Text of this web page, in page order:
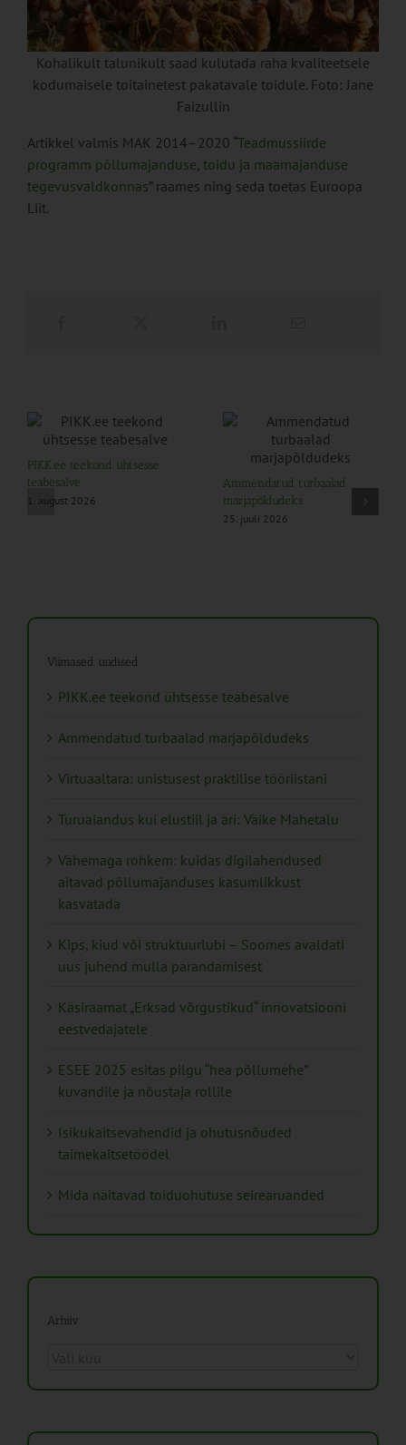
Kohalikult talunikult saad kulutada raha kvaliteetsele
kodumaisele toitainetest pakatavale toidule. Foto: Jane
Faizullin
Artikkel valmis MAK 2014–2020 “Teadmussiirde
programm põllumajanduse, toidu ja maamajanduse
tegevusvaldkonnas” raames ning seda toetas Euroopa
Liit.
PIKK.ee teekond ühtsesse
teabesalve
1. august 2026
Ammendatud turbaalad
marjapõldudeks
25. juuli 2026
Viimased uudised
PIKK.ee teekond ühtsesse teabesalve
Ammendatud turbaalad marjapõldudeks
Virtuaaltara: unistusest praktilise tööriistani
Turuaiandus kui elustiil ja äri: Väike Mahetalu
Vähemaga rohkem: kuidas digilahendused
aitavad põllumajanduses kasumlikkust
kasvatada
Kips, kiud või struktuurlubi – Soomes avaldati
uus juhend mulla parandamisest
Käsiraamat „Erksad võrgustikud“ innovatsiooni
eestvedajatele
ESEE 2025 esitas pilgu “hea põllumehe”
kuvandile ja nõustaja rollile
Isikukaitsevahendid ja ohutusnõuded
taimekaitsetöödel
Mida näitavad toiduohutuse seirearuanded
Arhiiv